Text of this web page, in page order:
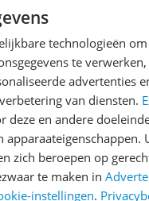
Reviews
Er zijn nog geen
Heb jij dit product
met het schrijven
een review
andere bezoekers
€250,-!
Klik hier
Cijfer
technologieën
te
advertenties
van diensten.
deze en andere
zich beroepen op
te maken in
instellingen.